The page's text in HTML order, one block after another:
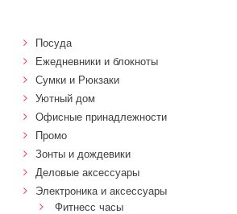
Посуда
Ежедневники и блокноты
Сумки и Рюкзаки
Уютный дом
Офисные принадлежности
Промо
Зонты и дождевики
Деловые аксессуары
Электроника и аксессуары
Фитнесс часы